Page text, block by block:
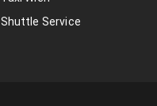
Shuttle Service